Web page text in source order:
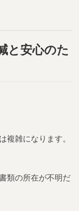
と安心のた
複雑になります。
類の所在が不明だ